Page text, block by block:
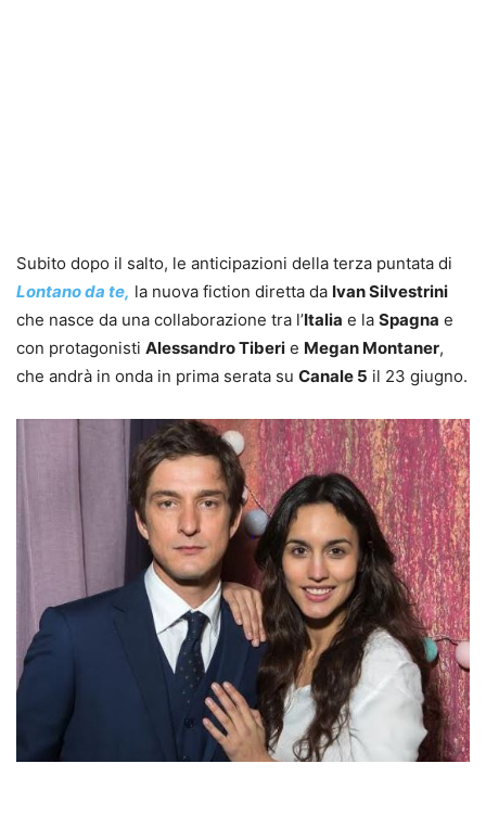
Subito dopo il salto, le anticipazioni della terza puntata di
Lontano da te, la nuova fiction diretta da Ivan Silvestrini
che nasce da una collaborazione tra l’Italia e la Spagna e
con protagonisti Alessandro Tiberi e Megan Montaner,
che andrà in onda in prima serata su Canale 5 il 23 giugno.